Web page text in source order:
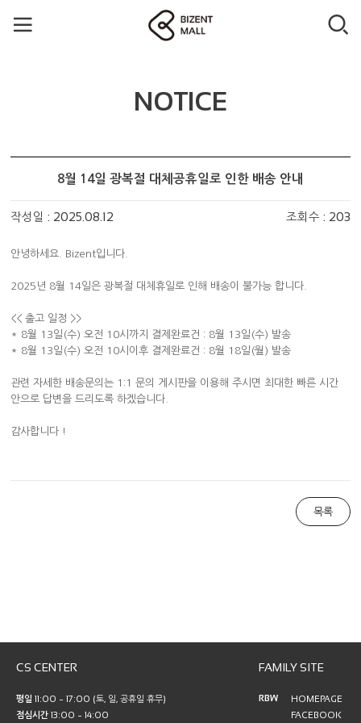
NOTICE
8월 14일 광복절 대체공휴일로 인한 배송 안내
작성일 : 2025.08.12 조회수 : 203
안녕하세요. Bizent입니다.
2025년 8월 14일은 광복절 대체휴일로 인해 배송이 불가능 합니다.
<< 출고 일정 >>
* 8월 13일(수) 오전 10시까지 결제완료건 : 8월 13일(수) 발송
* 8월 13일(수) 오전 10시이후 결제완료건 : 8월 18일(월) 발송
관련 자세한 배송문의는 1:1 문의 게시판을 이용해 주시면 최대한 빠른 시간
안으로 답변을 드리도록 하겠습니다.
감사합니다 !
목록
CS CENTER
평일 11:00 ~ 17:00 (토, 일, 공휴일 휴무)
점심시간 13:00 ~ 14:00
FAMILY SITE
RBW
HOMEPAGE
FACEBOOK